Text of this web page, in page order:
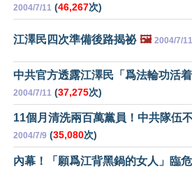
2004/7/11 (46,267次)
江澤民四次準備後路揭祕 🖼️ 2004/7/11
中共官方透露江澤民「爲法輪功活
2004/7/11 (37,275次)
11個月清洗兩百萬黨員！中共隊伍
2004/7/9 (35,080次)
內幕！「願爲江背黑鍋的女人」臨